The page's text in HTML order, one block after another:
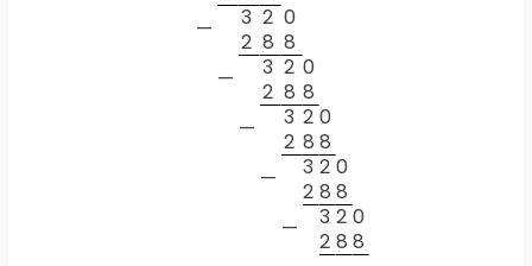
—
3 2 0
2 8 8
—
3 2 0
2 8 8
—
3 2 0
2 8 8
—
3 2 0
2 8 8
—
3 2 0
2 8 8